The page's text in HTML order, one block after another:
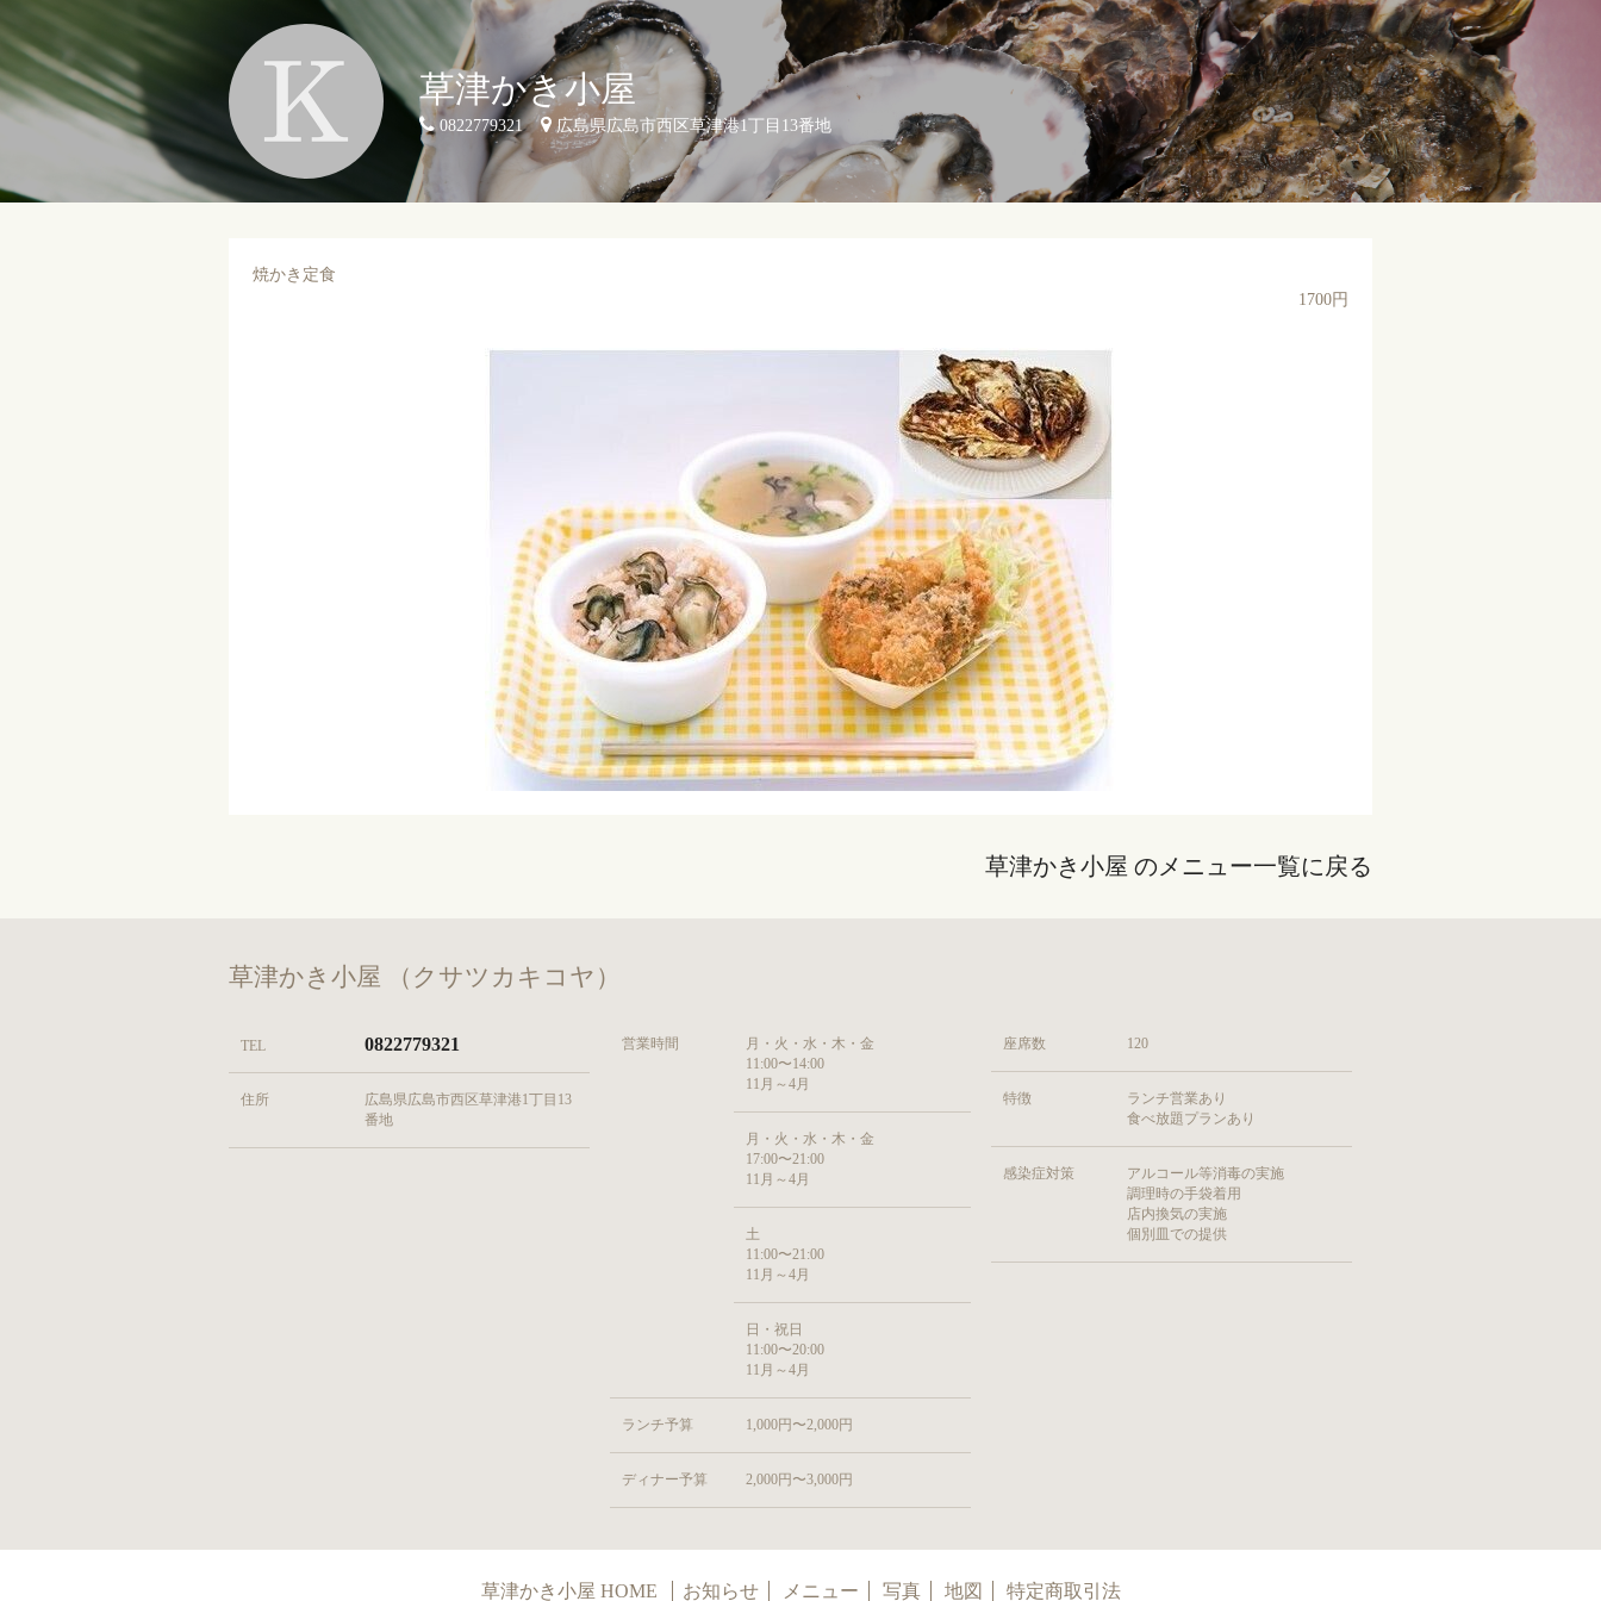
草津かき小屋
0822779321 広島県広島市西区草津港1丁目13番地
焼かき定食
1700円
草津かき小屋 のメニュー一覧に戻る
草津かき小屋 （クサツカキコヤ）
TEL 0822779321
住所
広島県広島市西区草津港1丁目13
番地
営業時間
月・火・水・木・金
11:00〜14:00
11月～4月
月・火・水・木・金
17:00〜21:00
11月～4月
土
11:00〜21:00
11月～4月
日・祝日
11:00〜20:00
11月～4月
ランチ予算 1,000円〜2,000円
ディナー予算 2,000円〜3,000円
座席数 120
特徴
ランチ営業あり
食べ放題プランあり
感染症対策
アルコール等消毒の実施
調理時の手袋着用
店内換気の実施
個別皿での提供
草津かき小屋 HOME お知らせ メニュー 写真 地図 特定商取引法